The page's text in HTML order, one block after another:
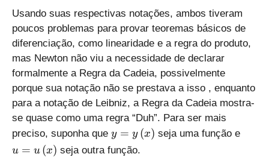
)
ul
}
{
\
{
d
y
}
{
d
x
}
Usando suas respectivas notações, ambos tiveram
poucos problemas para provar teoremas básicos de
diferenciação, como linearidade e a regra do produto,
mas Newton não viu a necessidade de declarar
formalmente a Regra da Cadeia, possivelmente
porque sua notação não se prestava a isso , enquanto
para a notação de Leibniz, a Regra da Cadeia mostra-
se quase como uma regra “Duh”. Para ser mais
preciso, suponha que y
=
y = y (x) seja uma função eu
u = u (x) seja outra função.